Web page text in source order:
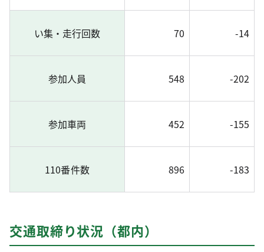
い集・走行回数 70 -14
参加人員 548 -202
参加車両 452 -155
110番件数 896 -183
交通取締り状況（都内）